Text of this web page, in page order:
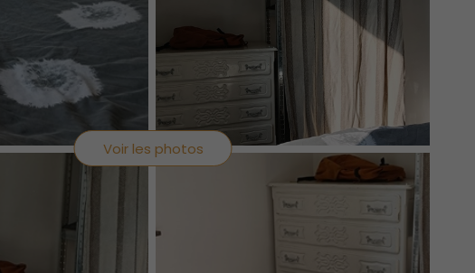
Mot de passe oublié?
Voir les photos